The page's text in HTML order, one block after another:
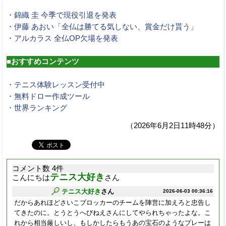
・錦織 圭 今季で現役引退を発表
・伊藤 あおい「全仏は勝てる気しない、賞金だけ貰う」
・アルカラス 全仏OP欠場を発表
■おすすめコンテンツ
・テニス体験レッスン受付中
・無料ドロー作成ツール
・世界ランキング
（2026年6月2日11時48分）
コメント数 4件
こんにちはテニス大好き さん
2026-06-03 00:36:16
テニス大好き さん
だからあれほどさいこブロッカーのチームを陣営に加えろと忠告し
てきたのに。とうとうへびねえさんにしてやられちゃったよな。こ
れから相当厳しいし、もしかしたらもうあの宝石のようなプレーは